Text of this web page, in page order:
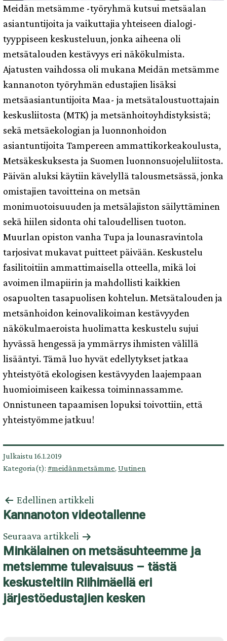
Meidän metsämme -työryhmä kutsui metsäalan
asiantuntijoita ja vaikuttajia yhteiseen dialogi-
tyyppiseen keskusteluun, jonka aiheena oli
metsätalouden kestävyys eri näkökulmista.
Ajatusten vaihdossa oli mukana Meidän metsämme
kannanoton työryhmän edustajien lisäksi
metsäasiantuntijoita Maa- ja metsätaloustuottajain
keskusliitosta (MTK) ja metsänhoitoyhdistyksistä;
sekä metsäekologian ja luonnonhoidon
asiantuntijoita Tampereen ammattikorkeakoulusta,
Metsäkeskuksesta ja Suomen luonnonsuojeluliitosta.
Päivän aluksi käytiin kävelyllä talousmetsässä, jonka
omistajien tavoitteina on metsän
monimuotoisuuuden ja metsälajiston säilyttäminen
sekä hiilen sidonta ohi taloudellisen tuoton.
Muurlan opiston vanha Tupa ja lounasravintola
tarjosivat mukavat puitteet päivään. Keskustelu
fasilitoitiin ammattimaisella otteella, mikä loi
avoimen ilmapiirin ja mahdollisti kaikkien
osapuolten tasapuolisen kohtelun. Metsätalouden ja
metsänhoidon keinovalikoiman kestävyyden
näkökulmaeroista huolimatta keskustelu sujui
hyvässä hengessä ja ymmärrys ihmisten välillä
lisääntyi. Tämä luo hyvät edellytykset jatkaa
yhteistyötä ekologisen kestävyyden laajempaan
huomioimiseen kaikessa toiminnassamme.
Onnistuneen tapaamisen lopuksi toivottiin, että
yhteistyömme jatkuu!
Julkaistu 16.1.2019
Kategoria(t): #meidänmetsämme, Uutinen
Artikkelien
selaus
Edellinen artikkeli
Kannanoton videotallenne
Seuraava artikkeli
Minkälainen on metsäsuhteemme ja
metsiemme tulevaisuus – tästä
keskusteltiin Riihimäellä eri
järjestöedustajien kesken